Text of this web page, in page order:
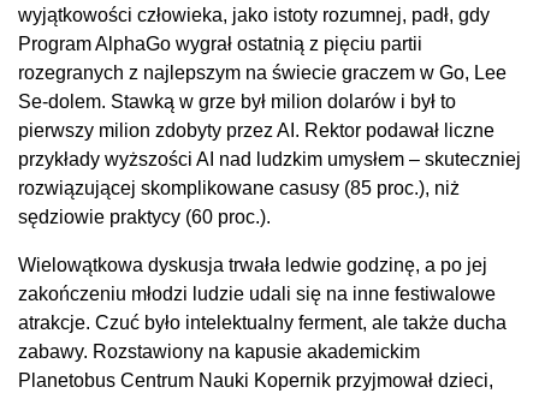
wyjątkowości człowieka, jako istoty rozumnej, padł, gdy
Program AlphaGo wygrał ostatnią z pięciu partii
rozegranych z najlepszym na świecie graczem w Go, Lee
Se-dolem. Stawką w grze był milion dolarów i był to
pierwszy milion zdobyty przez AI. Rektor podawał liczne
przykłady wyższości AI nad ludzkim umysłem – skuteczniej
rozwiązującej skomplikowane casusy (85 proc.), niż
sędziowie praktycy (60 proc.).
Wielowątkowa dyskusja trwała ledwie godzinę, a po jej
zakończeniu młodzi ludzie udali się na inne festiwalowe
atrakcje. Czuć było intelektualny ferment, ale także ducha
zabawy. Rozstawiony na kapusie akademickim
Planetobus Centrum Nauki Kopernik przyjmował dzieci,